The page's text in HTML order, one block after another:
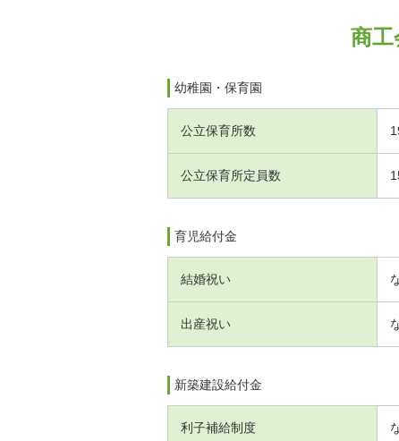
商工
幼稚園・保育園
公立保育所数
公立保育所定員数
育児給付金
結婚祝い
出産祝い
新築建設給付金
利子補給制度